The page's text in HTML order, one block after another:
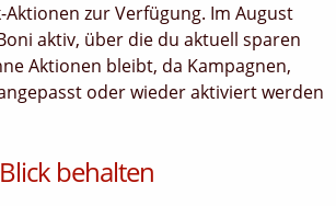
zur Verfügung. Im August
aktiv, über die du aktuell sparen
Aktionen bleibt, da Kampagnen,
oder wieder aktiviert werden
behalten